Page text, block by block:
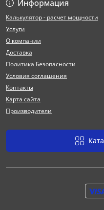
Информация
Калькулятор - расчет мощности
Услуги
О компании
Доставка
Политика Безопасности
Условия соглашения
Контакты
Карта сайта
Производители